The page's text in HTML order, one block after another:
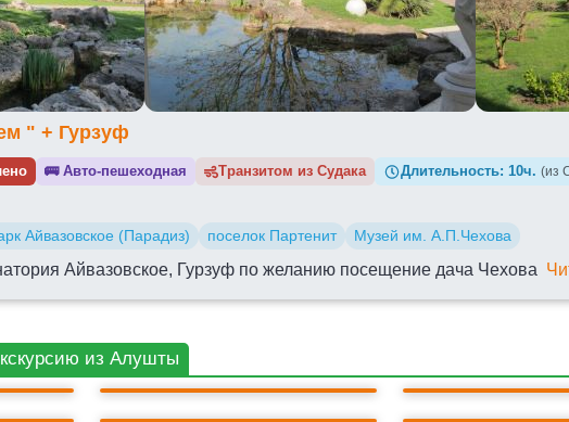
" + Гурзуф
🚌Авто-пешеходная Транзитом из Длительность:10ч. (из
Айвазовское (Парадиз) поселок Партенит Музей им. А.П.Чехова
Айвазовское, Гурзуф по желанию посещение дача Чехова
из Алушты
ГОРА АЙ-ПЕТРИ ЛАСТОЧКИНО